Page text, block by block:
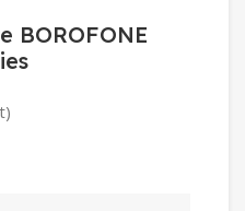
BOROFONE